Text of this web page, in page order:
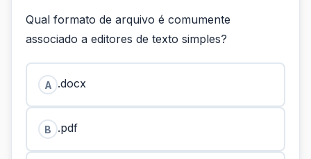
Qual formato de arquivo é comumente
associado a editores de texto simples?
A .docx
B .pdf